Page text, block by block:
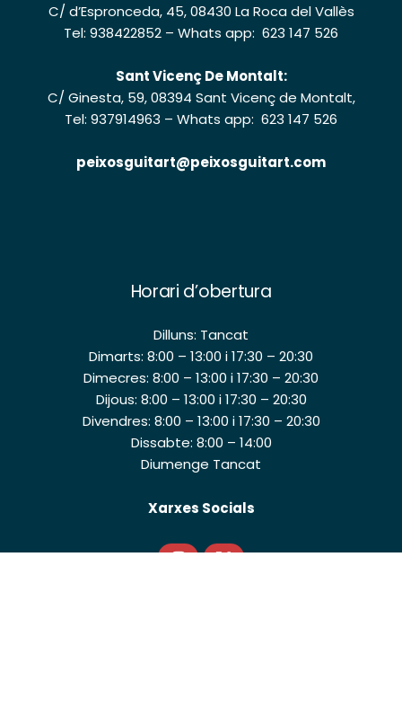
C/ d’Espronceda, 45, 08430 La Roca del Vallès
Tel: 938422852 – Whats app: 623 147 526
Sant Vicenç De Montalt:
C/ Ginesta, 59, 08394 Sant Vicenç de Montalt,
Tel: 937914963 – Whats app: 623 147 526
peixosguitart@peixosguitart.com
Horari d’obertura
Dilluns: Tancat
Dimarts: 8:00 – 13:00 i 17:30 – 20:30
Dimecres: 8:00 – 13:00 i 17:30 – 20:30
Dijous: 8:00 – 13:00 i 17:30 – 20:30
Divendres: 8:00 – 13:00 i 17:30 – 20:30
Dissabte: 8:00 – 14:00
Diumenge Tancat
Xarxes Socials